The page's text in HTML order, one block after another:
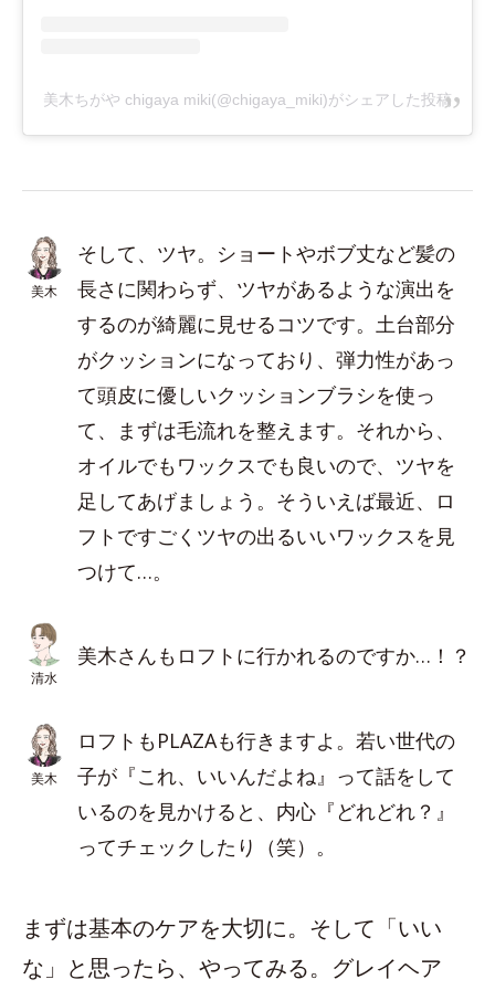
美木ちがや chigaya miki(@chigaya_miki)がシェアした投稿
美木
そして、ツヤ。ショートやボブ丈など髪の
長さに関わらず、ツヤがあるような演出を
するのが綺麗に見せるコツです。土台部分
がクッションになっており、弾力性があっ
て頭皮に優しいクッションブラシを使っ
て、まずは毛流れを整えます。それから、
オイルでもワックスでも良いので、ツヤを
足してあげましょう。そういえば最近、ロ
フトですごくツヤの出るいいワックスを見
つけて…。
清水
美木さんもロフトに行かれるのですか…！？
美木
ロフトもPLAZAも行きますよ。若い世代の
子が『これ、いいんだよね』って話をして
いるのを見かけると、内心『どれどれ？』
ってチェックしたり（笑）。
まずは基本のケアを大切に。そして「いい
な」と思ったら、やってみる。グレイヘア